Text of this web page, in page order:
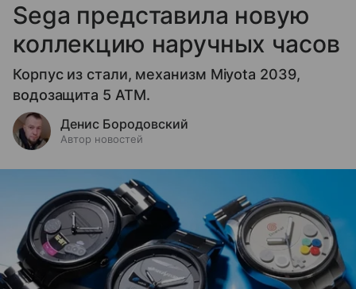
Sega представила новую
коллекцию наручных часов
Корпус из стали, механизм Miyota 2039,
водозащита 5 ATM.
Денис Бородовский
Автор новостей